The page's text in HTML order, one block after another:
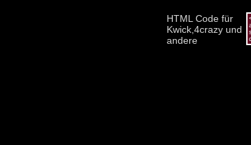
HTML Code für
Kwick,4crazy und
andere